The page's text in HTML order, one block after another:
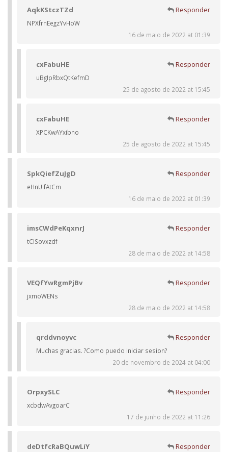
AqkKStczTZd Responder
NPXfrnEegzYvHoW
16 de maio de 2022 at 01:39
cxFabuHE Responder
uBgIpRbxQtKefmD
25 de agosto de 2022 at 15:45
cxFabuHE Responder
XPCKwAYxibno
25 de agosto de 2022 at 15:45
SpkQiefZuJgD Responder
eHnUifAtCm
16 de maio de 2022 at 01:39
imsCWdPeKqxnrJ Responder
tCISovxzdf
28 de maio de 2022 at 14:58
VEQfYwRgmPjBv Responder
jxmoWENs
28 de maio de 2022 at 14:58
qrddvnoyvc Responder
Muchas gracias. ?Como puedo iniciar sesion?
20 de novembro de 2024 at 04:00
OrpxySLC Responder
xcbdwAvgoarC
17 de junho de 2022 at 11:26
deDtfcRaBQuwLiY Responder